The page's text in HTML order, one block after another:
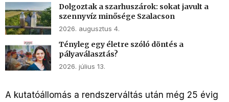
Dolgoztak a szarhuszárok: sokat javult a
szennyvíz minősége Szalacson
2026. augusztus 4.
Tényleg egy életre szóló döntés a
pályaválasztás?
2026. július 13.
A kutatóállomás a rendszerváltás után még 25 évig